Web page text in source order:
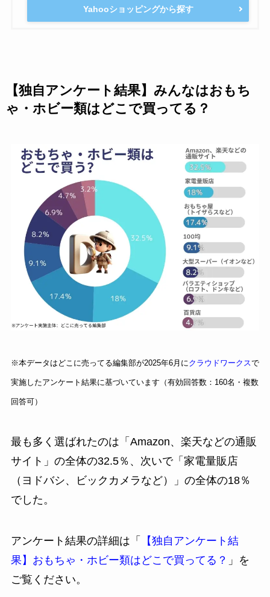
Yahooショッピングから探す
【独自アンケート結果】みんなはおもち
ゃ・ホビー類はどこで買ってる？
※本データはどこに売ってる編集部が2025年6月にクラウドワークスで
実施したアンケート結果に基づいています（有効回答数：160名・複数
回答可）
最も多く選ばれたのは「Amazon、楽天などの通販
サイト」の全体の32.5％、次いで「家電量販店
（ヨドバシ、ビックカメラなど）」の全体の18％
でした。
アンケート結果の詳細は「
【独自アンケート結
果】おもちゃ・ホビー類はどこで買ってる？ 」を
ご覧ください。